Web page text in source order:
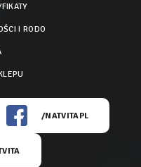
I RODO
/NATVITAPL